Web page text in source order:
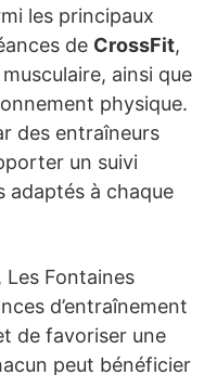
les principaux
de CrossFit,
ainsi que
physique.
des entraîneurs
un suivi
adaptés à chaque
Fontaines
d’entraînement
de favoriser une
peut bénéficier